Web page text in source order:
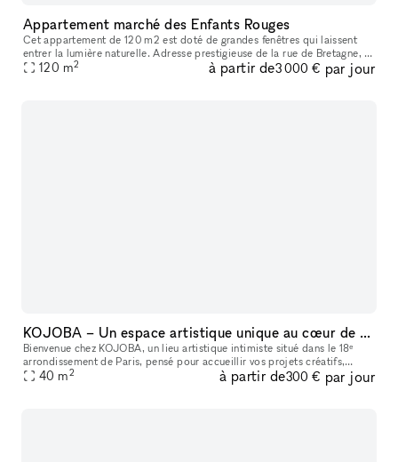
Appartement marché des Enfants Rouges
Cet appartement de 120 m2 est doté de grandes fenêtres qui laissent
entrer la lumière naturelle. Adresse prestigieuse de la rue de Bretagne, à
proximité du quartier des Enfants-Rouges, située au 3ème
120 m2 à partir de3 000 € par jour
KOJOBA – Un espace artistique unique au cœur de Paris
Bienvenue chez KOJOBA, un lieu artistique intimiste situé dans le 18ᵉ
arrondissement de Paris, pensé pour accueillir vos projets créatifs,
professionnels et événementiels. Avec sa décoration atypiqu
40 m2 à partir de300 € par jour